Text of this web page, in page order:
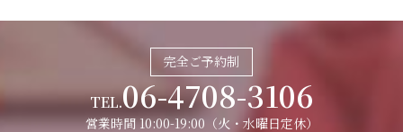
完全ご予約制
TEL.06-4708-3106
営業時間 10:00-19:00（火・水曜日定休）